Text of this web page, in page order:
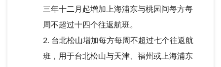
三年十二月起增加上海浦东与桃园间每方每
周不超过十四个往返航班。
台北松山增加每方每周不超过七个往返航
班，用于台北松山与天津、福州或上海浦东